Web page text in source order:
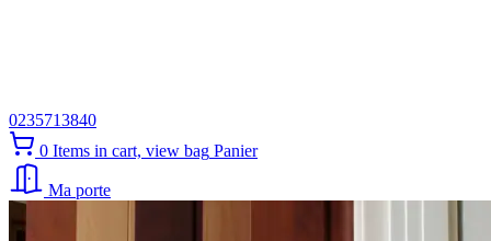
0235713840
0 Items in cart, view bag Panier
Ma porte